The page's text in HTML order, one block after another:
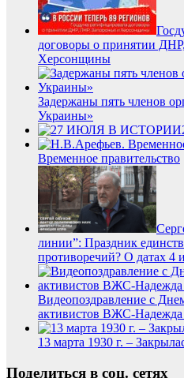
договоры о принятии
Херсонщины
Задержаны пять членов
Украины»
Временное правительство
линии”: Праздник
противоречий? О датах 4
Видеопоздравление с
активистов ВЖС-Надежда
13 марта 1930 г. –
Поделиться в соц. сетях